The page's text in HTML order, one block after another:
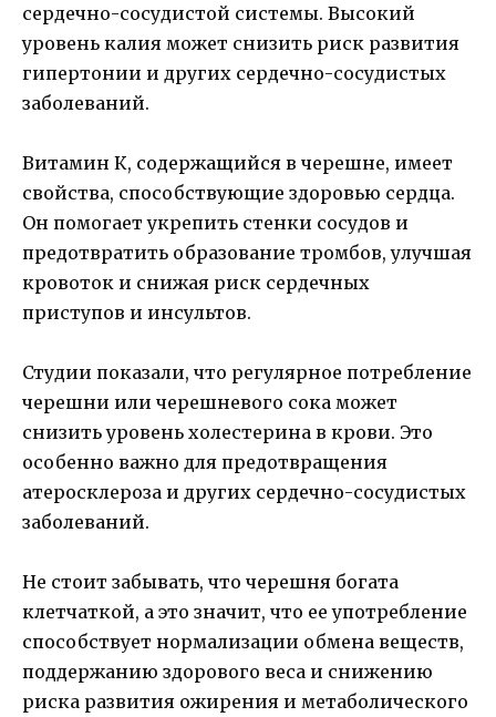
сердечно-сосудистой системы. Высокий
уровень калия может снизить риск развития
гипертонии и других сердечно-сосудистых
заболеваний.
Витамин К, содержащийся в черешне, имеет
свойства, способствующие здоровью сердца.
Он помогает укрепить стенки сосудов и
предотвратить образование тромбов, улучшая
кровоток и снижая риск сердечных
приступов и инсультов.
Студии показали, что регулярное потребление
черешни или черешневого сока может
снизить уровень холестерина в крови. Это
особенно важно для предотвращения
атеросклероза и других сердечно-сосудистых
заболеваний.
Не стоит забывать, что черешня богата
клетчаткой, а это значит, что ее употребление
способствует нормализации обмена веществ,
поддержанию здорового веса и снижению
риска развития ожирения и метаболического